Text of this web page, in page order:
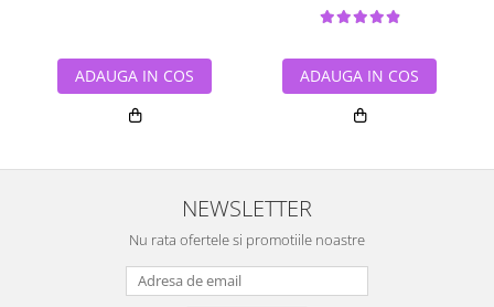
ADAUGA IN COS ADAUGA IN COS
NEWSLETTER
Nu rata ofertele si promotiile noastre